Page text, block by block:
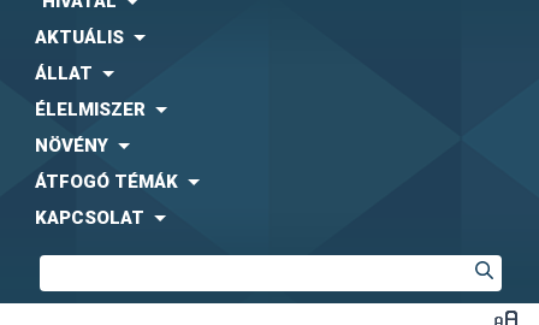
AKTUÁLIS
ÁLLAT
ÉLELMISZER
NÖVÉNY
ÁTFOGÓ TÉMÁK
KAPCSOLAT